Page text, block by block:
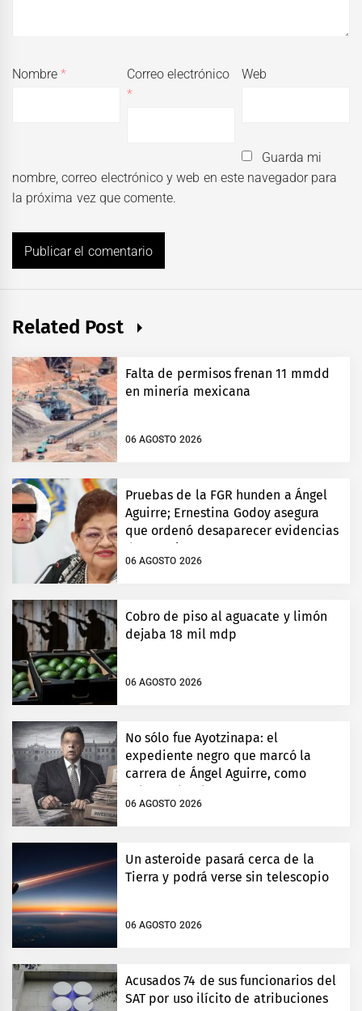
Nombre*
Correo electrónico
*
Web
Guarda mi
nombre, correo electrónico y web en este navegador para
la próxima vez que comente.
Related Post
Falta de permisos frenan 11 mmdd
en minería mexicana
06 AGOSTO 2026
Pruebas de la FGR hunden a Ángel
Aguirre; Ernestina Godoy asegura
que ordenó desaparecer evidencias
de Ayotzinapa
06 AGOSTO 2026
Cobro de piso al aguacate y limón
dejaba 18 mil mdp
06 AGOSTO 2026
No sólo fue Ayotzinapa: el
expediente negro que marcó la
carrera de Ángel Aguirre, como
gobernador de Guerrero
06 AGOSTO 2026
Un asteroide pasará cerca de la
Tierra y podrá verse sin telescopio
06 AGOSTO 2026
Acusados 74 de sus funcionarios del
SAT por uso ilícito de atribuciones